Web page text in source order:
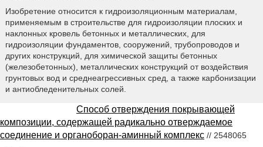
Изобретение относится к гидроизоляционным материалам,
применяемым в строительстве для гидроизоляции плоских и
наклонных кровель бетонных и металлических, для
гидроизоляции фундаментов, сооружений, трубопроводов и
других конструкций, для химической защиты бетонных
(железобетонных), металлических конструкций от воздействия
грунтовых вод и среднеагрессивных сред, а также карбонизации
и антиобледенительных солей.
Способ отверждения покрывающей
композиции, содержащей радикально отверждаемое
соединение и органоборан-аминный комплекс // 2548065